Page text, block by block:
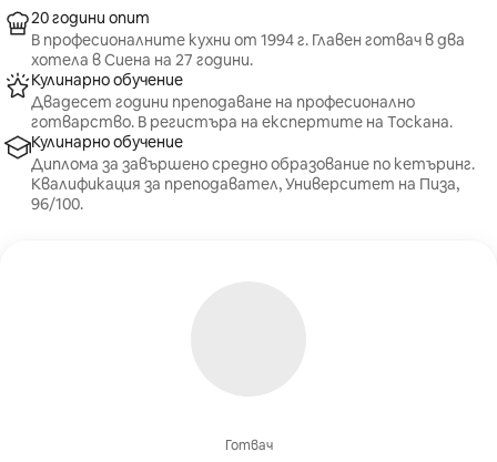
Готвач
20 години опит
В професионалните кухни от 1994 г. Главен готвач в два
хотела в Сиена на 27 години.
Кулинарно обучение
Двадесет години преподаване на професионално
готварство. В регистъра на експертите на Тоскана.
Кулинарно обучение
Диплома за завършено средно образование по кетъринг.
Квалификация за преподавател, Университет на Пиза,
96/100.